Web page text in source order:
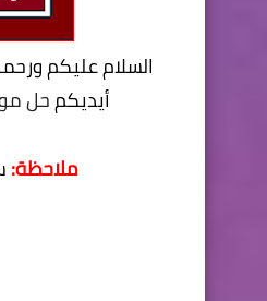
السلام عليكم
أيديكمحل
ملاحظة: